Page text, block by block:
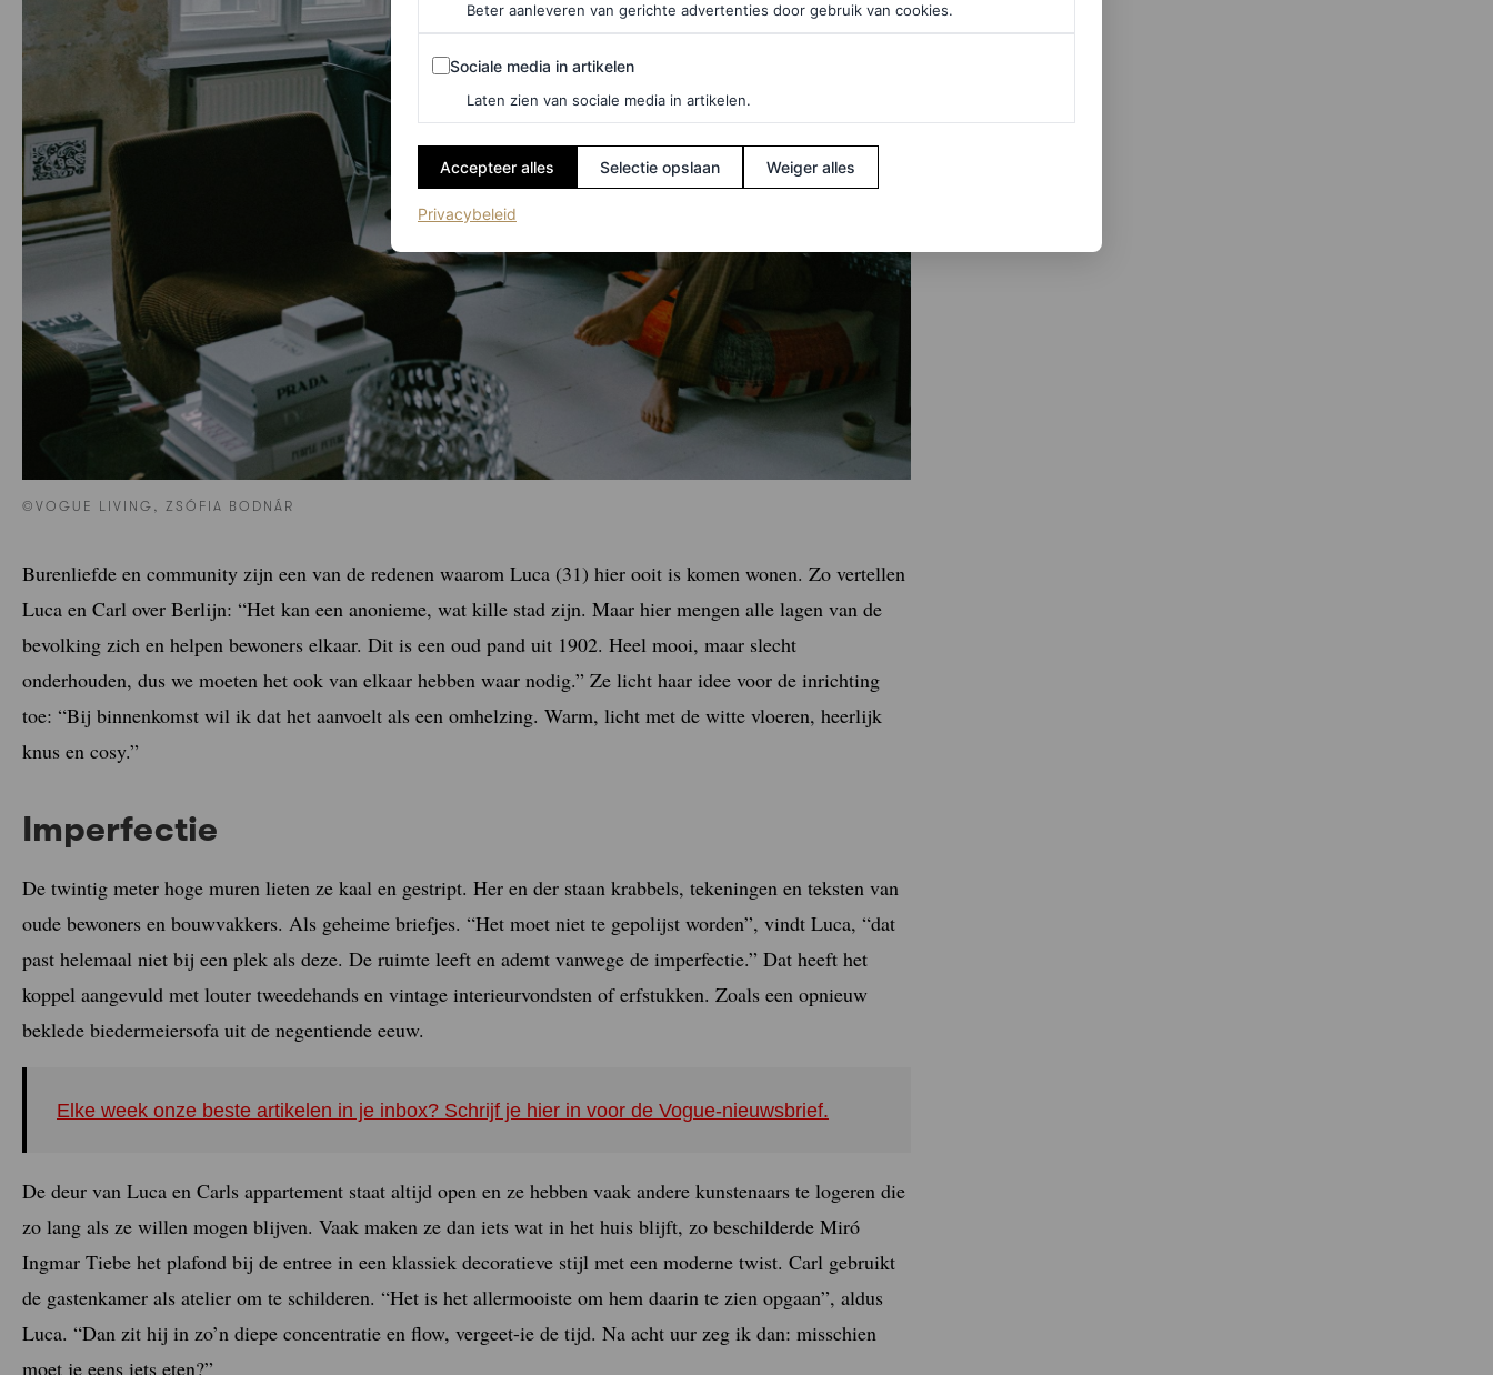
©VOGUE LIVING, ZSÓFIA BODNÁR
Burenliefde en community zijn een van de redenen waarom Luca (31) hier ooit is komen wonen. Zo vertellen
Luca en Carl over Berlijn: “Het kan een anonieme, wat kille stad zijn. Maar hier mengen alle lagen van de
bevolking zich en helpen bewoners elkaar. Dit is een oud pand uit 1902. Heel mooi, maar slecht
onderhouden, dus we moeten het ook van elkaar hebben waar nodig.” Ze licht haar idee voor de inrichting
toe: “Bij binnenkomst wil ik dat het aanvoelt als een omhelzing. Warm, licht met de witte vloeren, heerlijk
knus en cosy.”
Imperfectie
De twintig meter hoge muren lieten ze kaal en gestript. Her en der staan krabbels, tekeningen en teksten van
oude bewoners en bouwvakkers. Als geheime briefjes. “Het moet niet te gepolijst worden”, vindt Luca, “dat
past helemaal niet bij een plek als deze. De ruimte leeft en ademt vanwege de imperfectie.” Dat heeft het
koppel aangevuld met louter tweedehands en vintage interieurvondsten of erfstukken. Zoals een opnieuw
beklede biedermeiersofa uit de negentiende eeuw.
Elke week onze beste artikelen in je inbox? Schrijf je hier in voor de Vogue-nieuwsbrief.
De deur van Luca en Carls appartement staat altijd open en ze hebben vaak andere kunstenaars te logeren die
zo lang als ze willen mogen blijven. Vaak maken ze dan iets wat in het huis blijft, zo beschilderde Miró
Ingmar Tiebe het plafond bij de entree in een klassiek decoratieve stijl met een moderne twist. Carl gebruikt
de gastenkamer als atelier om te schilderen. “Het is het allermooiste om hem daarin te zien opgaan”, aldus
Luca. “Dan zit hij in zo’n diepe concentratie en flow, vergeet-ie de tijd. Na acht uur zeg ik dan: misschien
moet je eens iets eten?”
Beter aanleveren van gerichte advertenties door gebruik van cookies.
Sociale media in artikelen
Sociale media in artikelen
Laten zien van sociale media in artikelen.
Accepteer alles Selectie opslaan Weiger alles
Privacybeleid